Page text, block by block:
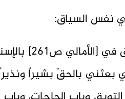
نفس السياق:
منها: ما رواه
بعثني بالحقّ بشيراً